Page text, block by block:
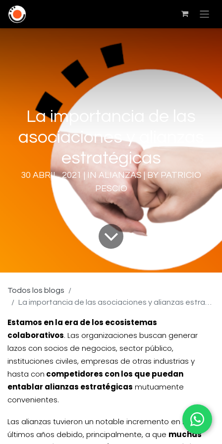
La importancia de las
asociaciones y alianzas
estratégicas
30 ABRIL, 2021 | IN ALIANZAS | BY PATRICIO
PESCIO
Todos los blogs
La importancia de las asociaciones y alianzas estratégicas
Estamos en la era de los ecosistemas
colaborativos. Las organizaciones buscan generar
lazos con socios de negocios, sector público,
instituciones civiles, empresas de otras industrias y
hasta con competidores con los que puedan
entablar alianzas estratégicas mutuamente
convenientes.
Las alianzas tuvieron un notable incremento en los
últimos años debido, principalmente, a que muchas